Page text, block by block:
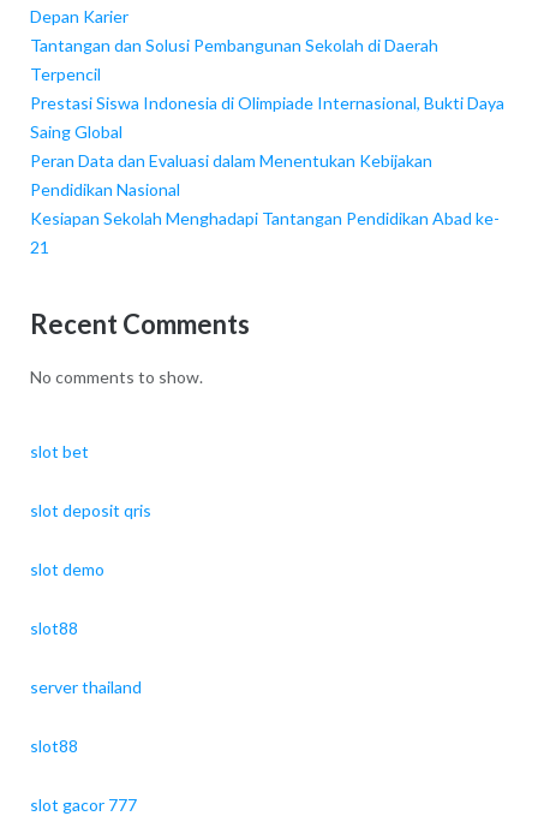
Depan Karier
Tantangan dan Solusi Pembangunan Sekolah di Daerah
Terpencil
Prestasi Siswa Indonesia di Olimpiade Internasional, Bukti Daya
Saing Global
Peran Data dan Evaluasi dalam Menentukan Kebijakan
Pendidikan Nasional
Kesiapan Sekolah Menghadapi Tantangan Pendidikan Abad ke-
21
Recent Comments
No comments to show.
slot bet
slot deposit qris
slot demo
slot88
server thailand
slot88
slot gacor 777